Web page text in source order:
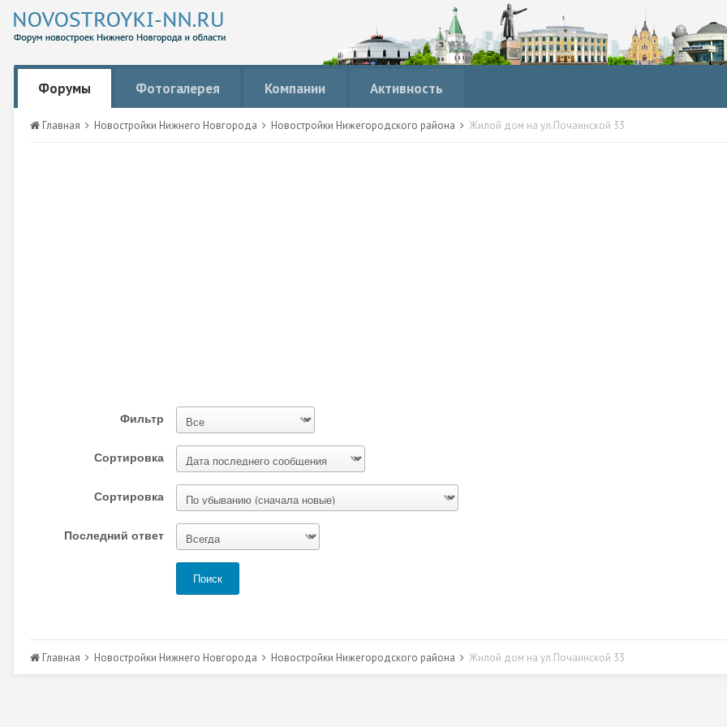
Форумы Фотогалерея Компании Активность
Главная Новостройки Нижнего Новгорода Новостройки Нижегородского района Жилой дом на ул.Почаинской 33
Фильтр
Сортировка
Сортировка
Последний ответ
Поиск
Главная Новостройки Нижнего Новгорода Новостройки Нижегородского района Жилой дом на ул.Почаинской 33